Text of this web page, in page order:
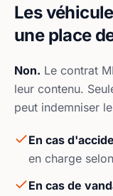
Les
une place
Non. Le contrat
leur contenu.
peut indemniser
En cas
en charge
En cas de